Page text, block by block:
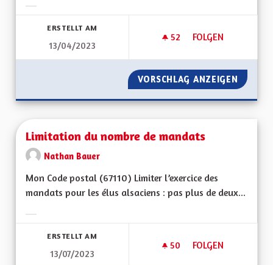
ERSTELLT AM
13/04/2023
52 52 FOLLOWER
FOLGEN
LIGNE DE TRAIN
VORSCHLAG ANZEIGEN LIGNE
Limitation du nombre de mandats
Nathan Bauer
Mon Code postal (67110) Limiter l’exercice des
mandats pour les élus alsaciens : pas plus de deux...
ERSTELLT AM
13/07/2023
50 50 FOLLOWER
FOLGEN
LIMITATION DU